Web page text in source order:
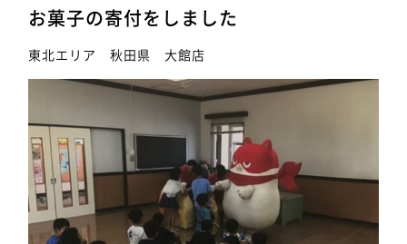
お菓子の寄付をしました
東北エリア 秋田県 大館店